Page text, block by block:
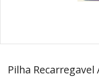
Pilha